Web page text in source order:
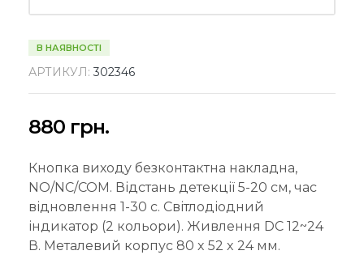
В НАЯВНОСТІ
АРТИКУЛ: 302346
880 грн.
Кнопка виходу безконтактна накладна,
NO/NC/COM. Відстань детекції 5-20 см, час
відновлення 1-30 с. Світлодіодний
індикатор (2 кольори). Живлення DC 12~24
В. Металевий корпус 80 x 52 x 24 мм.